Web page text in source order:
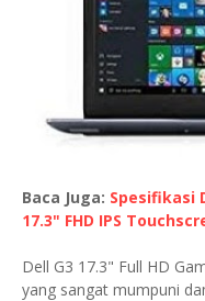
Baca Juga: Spesifikasi
17.3" FHD IPS
Dell G3 17.3" Full HD
yang sangat mumpuni